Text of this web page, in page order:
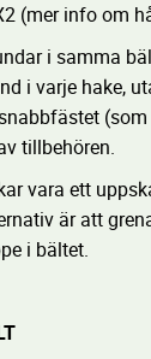
(mer info om
i samma
i varje hake,
tillbehören.
vara ett
är att
i bältet.